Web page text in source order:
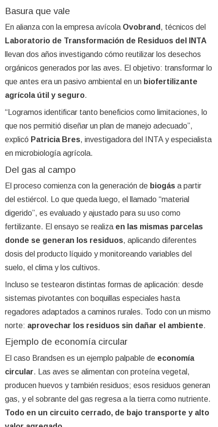
Basura que vale
En alianza con la empresa avícola Ovobrand , técnicos del
Laboratorio de Transformación de Residuos del INTA
llevan dos años investigando cómo reutilizar los desechos
orgánicos generados por las aves. El objetivo: transformar lo
que antes era un pasivo ambiental en un biofertilizante
agrícola útil y seguro.
“Logramos identificar tanto beneficios como limitaciones, lo
que nos permitió diseñar un plan de manejo adecuado”,
explicó Patricia Bres, investigadora del INTA y especialista
en microbiología agrícola.
Del gas al campo
El proceso comienza con la generación de biogás a partir
del estiércol. Lo que queda luego, el llamado “material
digerido”, es evaluado y ajustado para su uso como
fertilizante. El ensayo se realiza en las mismas parcelas
donde se generan los residuos, aplicando diferentes
dosis del producto líquido y monitoreando variables del
suelo, el clima y los cultivos.
Incluso se testearon distintas formas de aplicación: desde
sistemas pivotantes con boquillas especiales hasta
regadores adaptados a caminos rurales. Todo con un mismo
norte: aprovechar los residuos sin dañar el ambiente.
Ejemplo de economía circular
El caso Brandsen es un ejemplo palpable de economía
circular. Las aves se alimentan con proteína vegetal,
producen huevos y también residuos; esos residuos generan
gas, y el sobrante del gas regresa a la tierra como nutriente.
Todo en un circuito cerrado, de bajo transporte y alto